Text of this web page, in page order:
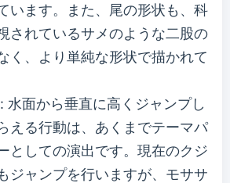
います。また、尾の形状も、科
されているサメのような二股の
く、より単純な形状で描かれて
: 水面から垂直に高くジャンプし
える行動は、あくまでテーマパ
としての演出です。現在のクジ
ジャンプを行いますが、モササ